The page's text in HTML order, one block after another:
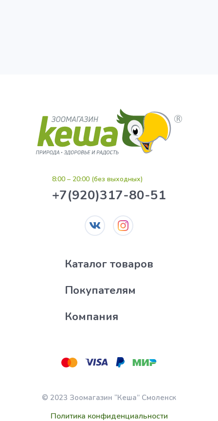
8:00 – 20:00 (без выходных)
+7(920)317-80-51
Каталог товаров
Покупателям
Компания
© 2023 Зоомагазин “Кеша” Смоленск
Политика конфиденциальности